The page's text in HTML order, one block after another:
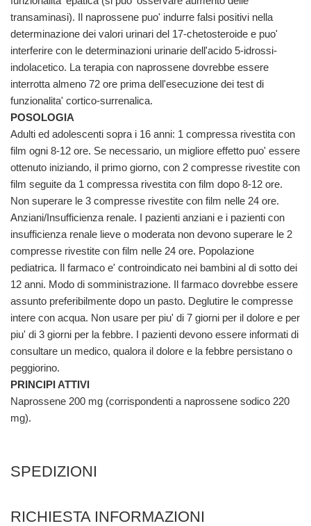
transaminasi). Il naprossene puo' indurre falsi positivi nella
determinazione dei valori urinari del 17-chetosteroide e puo'
interferire con le determinazioni urinarie dell'acido 5-idrossi-
indolacetico. La terapia con naprossene dovrebbe essere
interrotta almeno 72 ore prima dell'esecuzione dei test di
funzionalita' cortico-surrenalica.
POSOLOGIA
Adulti ed adolescenti sopra i 16 anni: 1 compressa rivestita con
film ogni 8-12 ore. Se necessario, un migliore effetto puo' essere
ottenuto iniziando, il primo giorno, con 2 compresse rivestite con
film seguite da 1 compressa rivestita con film dopo 8-12 ore.
Non superare le 3 compresse rivestite con film nelle 24 ore.
Anziani/Insufficienza renale. I pazienti anziani e i pazienti con
insufficienza renale lieve o moderata non devono superare le 2
compresse rivestite con film nelle 24 ore. Popolazione
pediatrica. Il farmaco e' controindicato nei bambini al di sotto dei
12 anni. Modo di somministrazione. Il farmaco dovrebbe essere
assunto preferibilmente dopo un pasto. Deglutire le compresse
intere con acqua. Non usare per piu' di 7 giorni per il dolore e per
piu' di 3 giorni per la febbre. I pazienti devono essere informati di
consultare un medico, qualora il dolore e la febbre persistano o
peggiorino.
PRINCIPI ATTIVI
Naprossene 200 mg (corrispondenti a naprossene sodico 220
mg).
SPEDIZIONI
RICHIESTA INFORMAZIONI